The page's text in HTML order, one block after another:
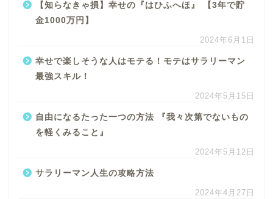
【知らなきゃ損】幸せの『はひふへほ』 【3年で貯
金1000万円】
2024年6月1日
幸せで楽しそうな人はモテる！モテはサラリーマン
最強スキル！
2024年5月15日
自由になるたった一つの方法 『我々次第でないもの
を軽くみること』
2024年5月12日
サラリーマン人生の攻略方法
2024年4月27日